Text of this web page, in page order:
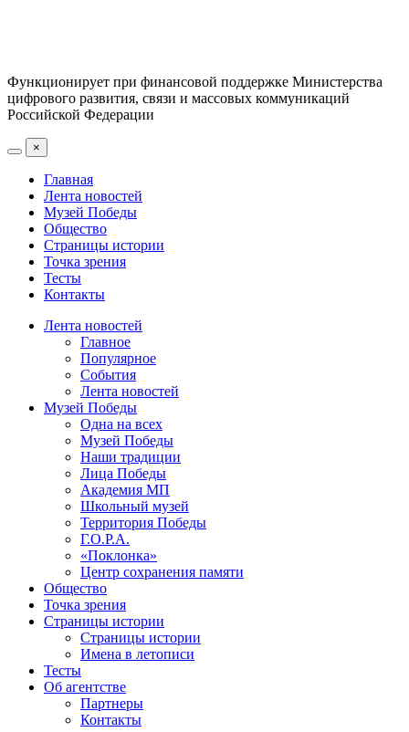
Функционирует при финансовой поддержке Министерства
цифрового развития, связи и массовых коммуникаций
Российской Федерации
×
Главная
Лента новостей
Музей Победы
Общество
Страницы истории
Точка зрения
Тесты
Контакты
Лента новостей
Главное
Популярное
События
Лента новостей
Музей Победы
Одна на всех
Музей Победы
Наши традиции
Лица Победы
Академия МП
Школьный музей
Территория Победы
Г.О.Р.А.
«Поклонка»
Центр сохранения памяти
Общество
Точка зрения
Страницы истории
Страницы истории
Имена в летописи
Тесты
Об агентстве
Партнеры
Контакты